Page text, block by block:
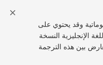
وقد يحتوي على
الإنجليزية النسخة
بين هذه الترجمة